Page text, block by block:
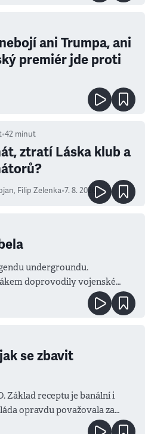
ani Trumpa, ani
premiér jde proti
•42 minut
ztratí Láska klub a
, Filip Zelenka•7. 8. 2026
undergroundu.
doprovodily vojenské
se zbavit
Základ receptu je banální i
opravdu považovala za